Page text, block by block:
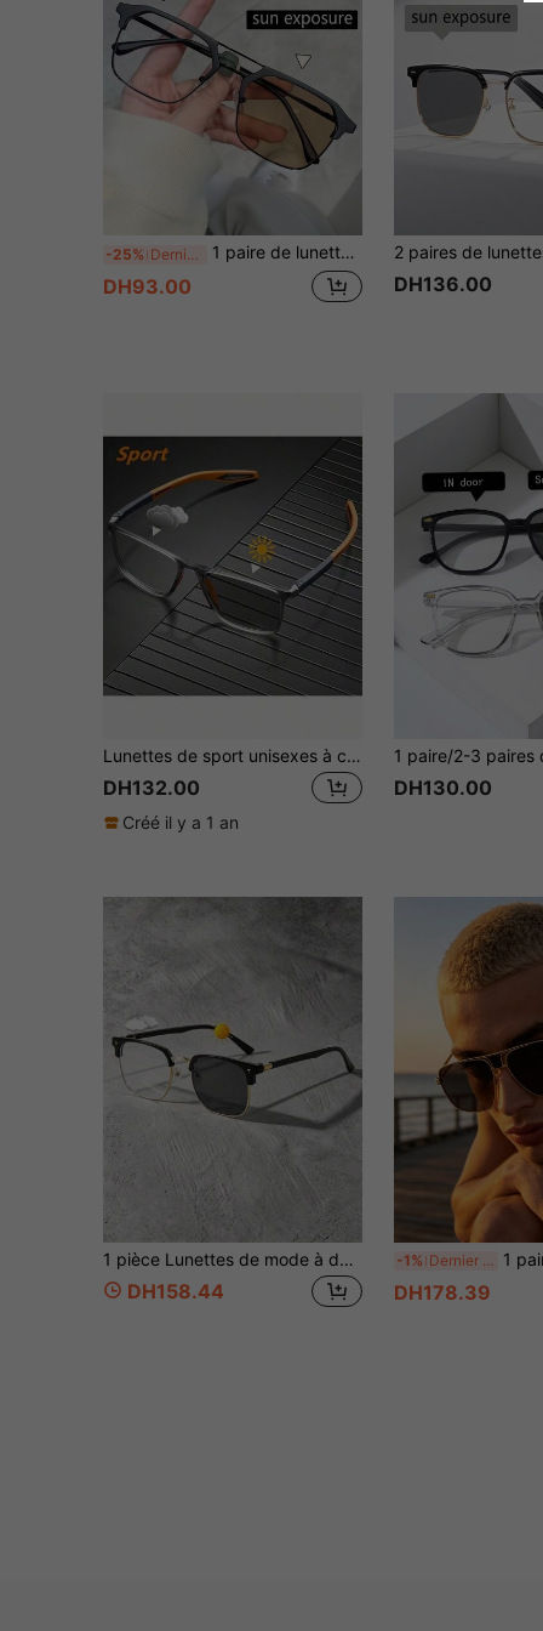
-25% Dernier jour 1 paire de lunettes mode unisexe, montures de lunettes de style affaires, convenant pour une utilisation intérieure et extérieure, adapté pour la conduite, la pêche, la randonnée, le cyclisme, la course, le golf et autres activités quotidiennes, disponible en noir, marron, bleu
DH93.00 DH136.00
Lunettes de sport unisexes à couleur changeante, lunettes carrées pour le travail et les activités extérieures en TR confortable et ultra-légère anti-dérapante. Lunettes de vacances
DH132.00
Créé il y a 1 an
DH130.00
1 pièce Lunettes de mode à demi-monture photochromiques, lunettes intellectuelles à double usage extérieur, convenant pour les déplacements quotidiens
DH158.44
-1% Dernier jour 1 paire de lunettes de mode aviateur
DH178.39